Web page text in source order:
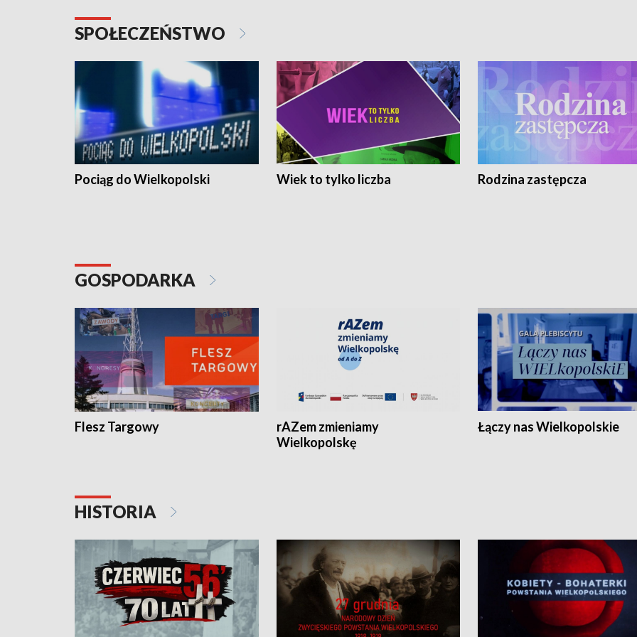
SPOŁECZEŃSTWO
Pociąg do Wielkopolski Wiek to tylko liczba Rodzina zastępcza
GOSPODARKA
Flesz Targowy
rAZem zmieniamy
Wielkopolskę
Łączy nas Wielkopolskie
HISTORIA